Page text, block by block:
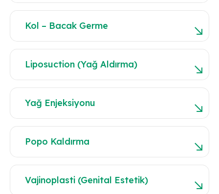
Kol – Bacak Germe
Liposuction (Yağ Aldırma)
Yağ Enjeksiyonu
Popo Kaldırma
Vajinoplasti (Genital Estetik)